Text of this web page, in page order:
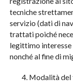
Lamiere
Lamiere
tecniche
servizio (dati di
trattati poiché
legittimo
nonché al fine di
Modalità del